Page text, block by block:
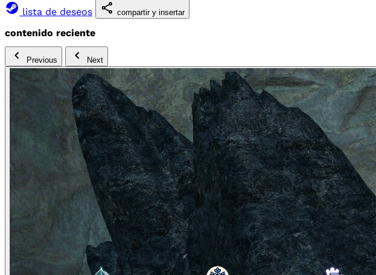
lista de deseos
compartir y insertar
contenido reciente
Previous Next